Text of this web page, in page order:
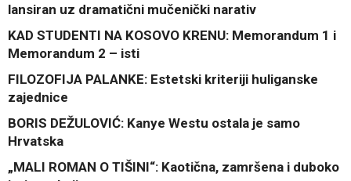
lansiran uz dramatični mučenički narativ
KAD STUDENTI NA KOSOVO KRENU: Memorandum 1 i
Memorandum 2 – isti
FILOZOFIJA PALANKE: Estetski kriteriji huliganske
zajednice
BORIS DEŽULOVIĆ: Kanye Westu ostala je samo
Hrvatska
„MALI ROMAN O TIŠINI“: Kaotična, zamršena i duboko